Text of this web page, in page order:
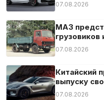
07.08.2026
МАЗ
грузовиков
07.08.2026
Китайский
выпуску
07.08.2026